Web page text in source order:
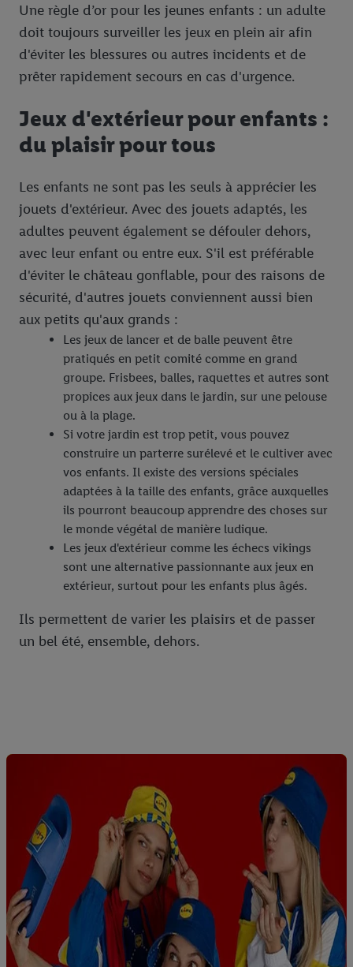
Une règle d’or pour les jeunes enfants : un adulte
doit toujours surveiller les jeux en plein air afin
d'éviter les blessures ou autres incidents et de
prêter rapidement secours en cas d'urgence.
Jeux d'extérieur pour enfants :
du plaisir pour tous
Les enfants ne sont pas les seuls à apprécier les
jouets d'extérieur. Avec des jouets adaptés, les
adultes peuvent également se défouler dehors,
avec leur enfant ou entre eux. S'il est préférable
d'éviter le château gonflable, pour des raisons de
sécurité, d'autres jouets conviennent aussi bien
aux petits qu'aux grands :
Les jeux de lancer et de balle peuvent être
pratiqués en petit comité comme en grand
groupe. Frisbees, balles, raquettes et autres sont
propices aux jeux dans le jardin, sur une pelouse
ou à la plage.
Si votre jardin est trop petit, vous pouvez
construire un parterre surélevé et le cultiver avec
vos enfants. Il existe des versions spéciales
adaptées à la taille des enfants, grâce auxquelles
ils pourront beaucoup apprendre des choses sur
le monde végétal de manière ludique.
Les jeux d'extérieur comme les échecs vikings
sont une alternative passionnante aux jeux en
extérieur, surtout pour les enfants plus âgés.
Ils permettent de varier les plaisirs et de passer
un bel été, ensemble, dehors.